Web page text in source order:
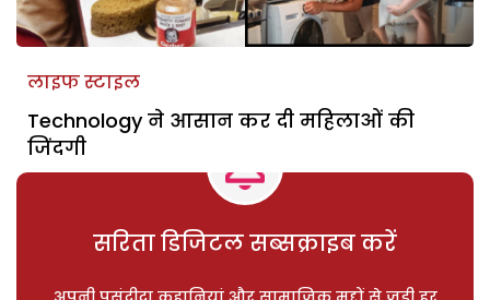
लाइफ स्टाइल
Technology ने आसान कर दी महिलाओं की
जिंदगी
सरिता डिजिटल सब्सक्राइब करें